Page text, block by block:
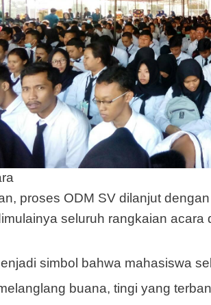
proses ODM SV dilanjut
seluruh rangkaian acara
simbol bahwa mahasiswa
buana, tingi yang